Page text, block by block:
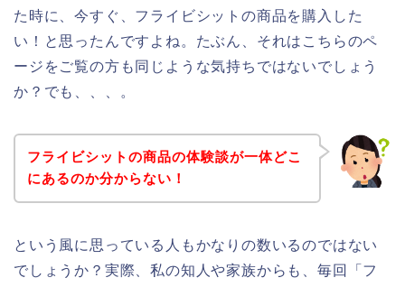
た時に、今すぐ、フライビシットの商品を購入した
い！と思ったんですよね。たぶん、それはこちらのペ
ージをご覧の方も同じような気持ちではないでしょう
か？でも、、、。
フライビシットの商品の体験談が一体どこ
にあるのか分からない！
という風に思っている人もかなりの数いるのではない
でしょうか？実際、私の知人や家族からも、毎回「フ